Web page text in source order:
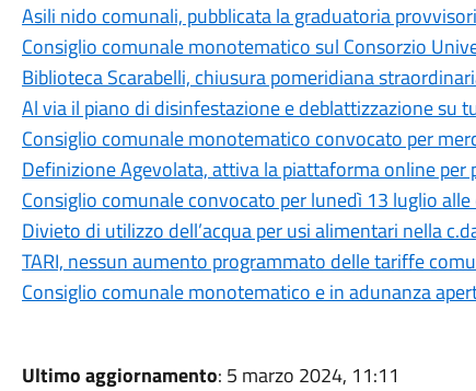
Asili nido comunali, pubblicata la graduatoria
Consiglio comunale monotematico sul Consorzio
Biblioteca Scarabelli, chiusura pomeridiana
Al via il piano di disinfestazione e deblattizzazione su
Consiglio comunale monotematico convocato per
Definizione Agevolata, attiva la piattaforma online
Consiglio comunale convocato per lunedì 13 luglio
Divieto di utilizzo dell’acqua per usi alimentari nella
TARI, nessun aumento programmato delle tariffe
Consiglio comunale monotematico e in adunanza
Ultimo aggiornamento: 5 marzo 2024, 11:11